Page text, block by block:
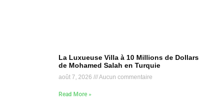
La Luxueuse Villa à 10 Millions de Dollars
de Mohamed Salah en Turquie
août 7, 2026 Aucun commentaire
Read More »